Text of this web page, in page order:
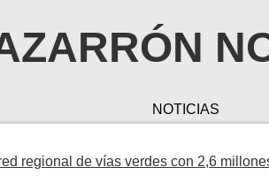
NOTICIAS
regional de vías verdes con 2,6